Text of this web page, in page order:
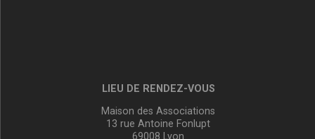
LIEU DE RENDEZ-VOUS
Maison des Associations
13 rue Antoine Fonlupt
69008 Lyon